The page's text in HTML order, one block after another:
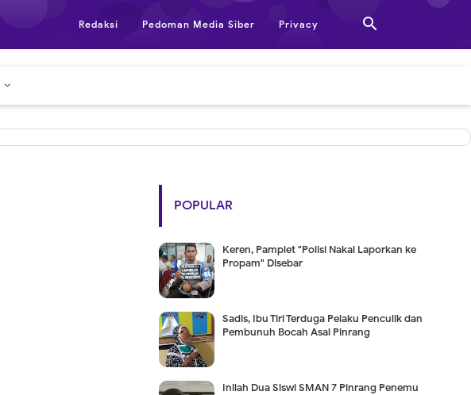

Redaksi Pedoman Media Siber Privacy
POPULAR
Keren, Pamplet "Polisi Nakal Laporkan ke
Propam" Disebar
Sadis, Ibu Tiri Terduga Pelaku Penculik dan
Pembunuh Bocah Asal Pinrang
Inilah Dua Siswi SMAN 7 Pinrang Penemu